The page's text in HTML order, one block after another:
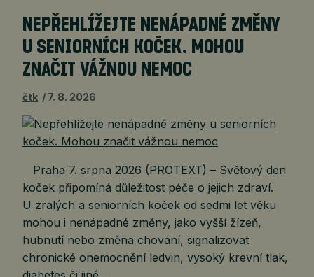
NEPŘEHLÍŽEJTE NENÁPADNÉ ZMĚNY
U SENIORNÍCH KOČEK. MOHOU
ZNAČIT VÁŽNOU NEMOC
čtk 7. 8. 2026
Praha 7. srpna 2026 (PROTEXT) – Světový den
koček připomíná důležitost péče o jejich zdraví.
U zralých a seniorních koček od sedmi let věku
mohou i nenápadné změny, jako vyšší žízeň,
hubnutí nebo změna chování, signalizovat
chronické onemocnění ledvin, vysoký krevní tlak,